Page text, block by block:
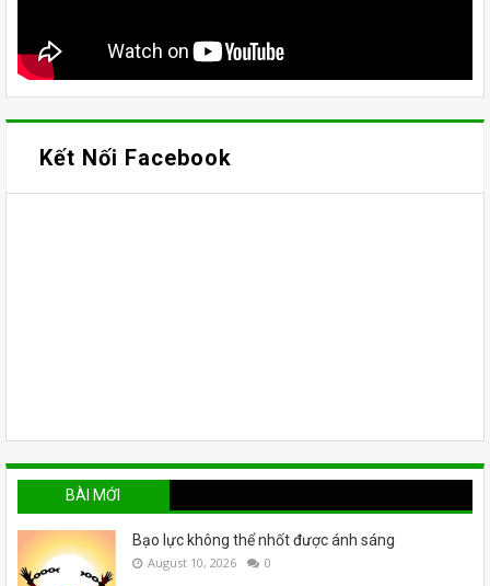
Kết Nối Facebook
BÀI MỚI
Bạo lực không thể nhốt được ánh sáng
August 10, 2026 0